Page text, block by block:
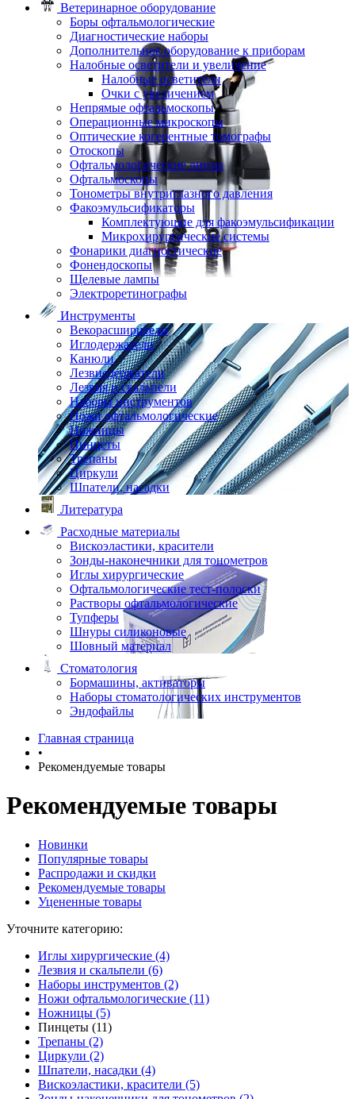
Ветеринарное оборудование
Боры офтальмологические
Диагностические наборы
Дополнительное оборудование к приборам
Налобные осветители и увеличение
Налобные осветители
Очки с увеличением
Непрямые офтальмоскопы
Операционные микроскопы
Оптические когерентные томографы
Отоскопы
Офтальмологические линзы
Офтальмоскопы
Тонометры внутриглазного давления
Факоэмульсификаторы
Комплектующие для факоэмульсификации
Микрохирургические системы
Фонарики диагностические
Фонендоскопы
Щелевые лампы
Электроретинографы
Инструменты
Векорасширители
Иглодержатели
Канюли
Лезвиедержатели
Лезвия и скальпели
Наборы инструментов
Ножи офтальмологические
Ножницы
Пинцеты
Трепаны
Циркули
Шпатели, насадки
Литература
Расходные материалы
Вискоэластики, красители
Зонды-наконечники для тонометров
Иглы хирургические
Офтальмологические тест-полоски
Растворы офтальмологические
Тупферы
Шнуры силиконовые
Шовный материал
Стоматология
Бормашины, активаторы
Наборы стоматологических инструментов
Эндофайлы
Главная страница
•
Рекомендуемые товары
Рекомендуемые товары
Новинки
Популярные товары
Распродажи и скидки
Рекомендуемые товары
Уцененные товары
Уточните категорию:
Иглы хирургические (4)
Лезвия и скальпели (6)
Наборы инструментов (2)
Ножи офтальмологические (11)
Ножницы (5)
Пинцеты (11)
Трепаны (2)
Циркули (2)
Шпатели, насадки (4)
Вискоэластики, красители (5)